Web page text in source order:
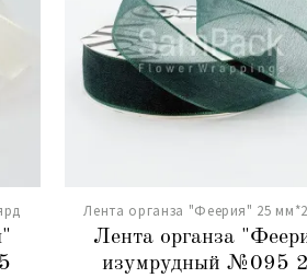
Лента органза "Феерия" 25
Лента органза
изумрудный №095